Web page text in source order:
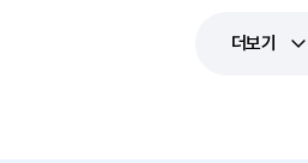
더보기